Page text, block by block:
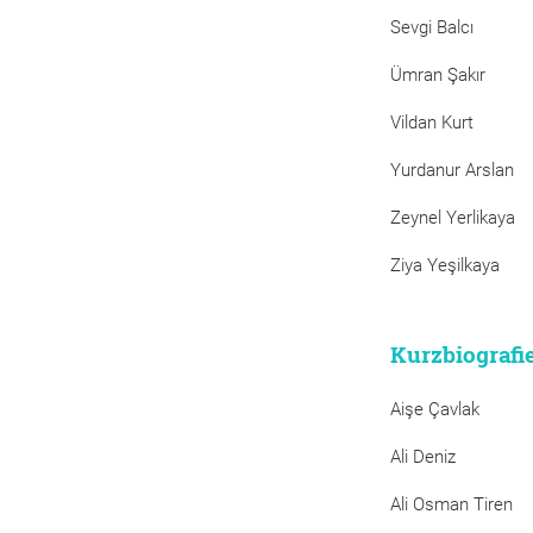
Sevgi Balcı
Ümran Şakır
Vildan Kurt
Yurdanur Arslan
Zeynel Yerlikaya
Ziya Yeşilkaya
Aişe Çavlak
Ali Deniz
Ali Osman Tiren